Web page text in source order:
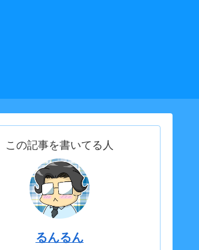
この記事を書いてる人
るんるん